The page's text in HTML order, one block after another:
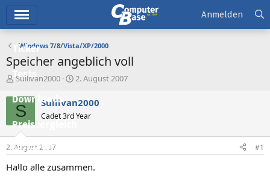
Ticker
Tests
Downloads
Preisvergleich
Forum
Aktuelles
Anmelden
Windows 7/8/Vista/XP/2000
Speicher angeblich voll
E
s
t
e
l
e
r
Sullivan2000
E
s
e
t
a
2. August 2007
S Sullivan2000
Cadet 3rd Year
2. August 2007 #1
Hallo alle zusammen.